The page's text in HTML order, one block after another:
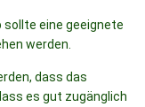
sollte eine geeignete
werden.
dass das
es gut zugänglich